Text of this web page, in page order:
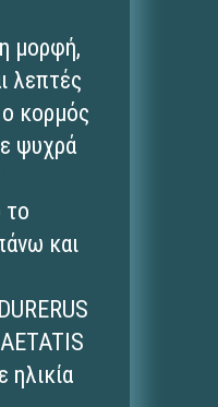
μορφή,
λεπτές
κορμός
ψυχρά
το
και